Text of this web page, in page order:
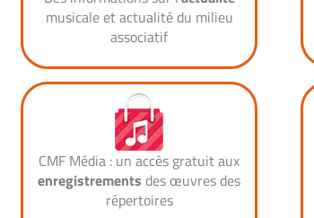
musicale et actualité du milieu
associatif
CMF Média : un accès gratuit aux
enregistrements des œuvres des
répertoires